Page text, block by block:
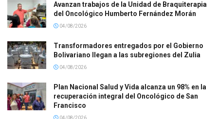
Avanzan trabajos de la Unidad de Braquiterapia
del Oncológico Humberto Fernández Morán
04/08/2026
Transformadores entregados por el Gobierno
Bolivariano llegan a las subregiones del Zulia
04/08/2026
Plan Nacional Salud y Vida alcanza un 98% en la
recuperación integral del Oncológico de San
Francisco
04/08/2026